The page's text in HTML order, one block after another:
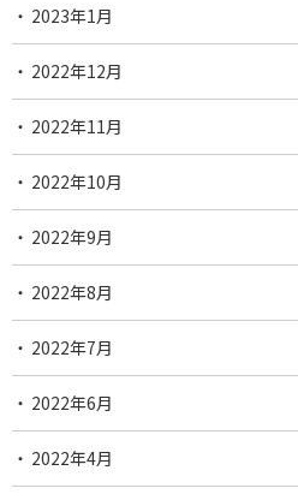
2023年1月
2022年12月
2022年11月
2022年10月
2022年9月
2022年8月
2022年7月
2022年6月
2022年4月